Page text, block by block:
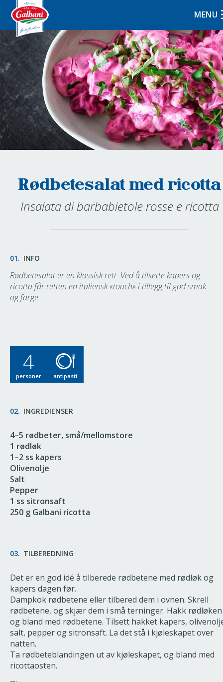
MENU
Rødbetesalat med ricotta
Insalata di barbabietole rosse e ricotta
01. INFO
Rødbetesalat er en klassisk rett. Ved å tilsette kapers og
ricotta får retten en italiensk «touch» i tillegg til god smak
og farge.
4
personer antipasti
02. INGREDIENSER
4–5 rødbeter, små/mellomstore
1 rødløk
1–2 ss kapers
Olivenolje
Salt
Pepper
1 ss sitronsaft
250 g Galbani ricotta
03. TILBEREDNING
Det er en god idé å tilberede rødbetene med rødløk og
kapers dagen før.
Dampkok rødbetene eller tilbered dem i ovnen. Skrell
rødbetene, og skjær dem i små terninger. Hakk rødløken
og bland med rødbetene. Tilsett hakket kapers,
salt, pepper og sitronsaft. La det stå i kjøleskapet over
natten.
Ta rødbeteblandingen ut av kjøleskapet, og bland med
ricottaosten.